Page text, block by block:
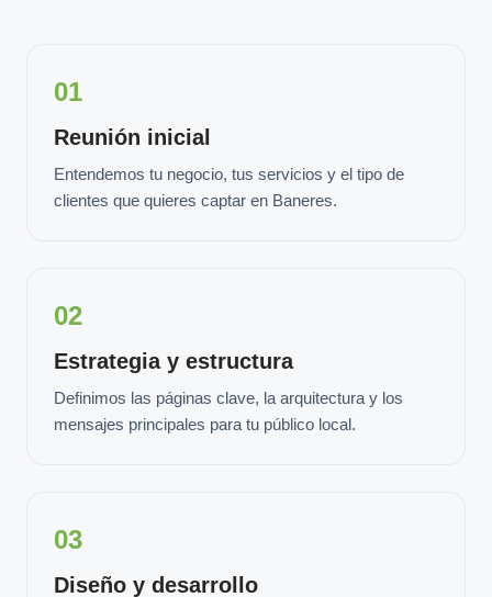
01
Reunión inicial
Entendemos tu negocio, tus servicios y el tipo de
clientes que quieres captar en Baneres.
02
Estrategia y estructura
Definimos las páginas clave, la arquitectura y los
mensajes principales para tu público local.
03
Diseño y desarrollo